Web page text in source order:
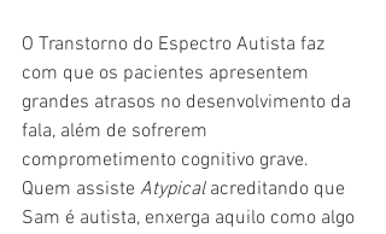
O Transtorno do Espectro Autista faz
com que os pacientes apresentem
grandes atrasos no desenvolvimento da
fala, além de sofrerem
comprometimento cognitivo grave.
Quem assiste Atypical acreditando que
Sam é autista, enxerga aquilo como algo